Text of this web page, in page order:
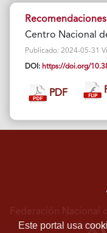
Centro Nacional
Publicado: 2024-05-31
DOI: https://doi.org/
PDF
Este portal usa
Federación Nacional